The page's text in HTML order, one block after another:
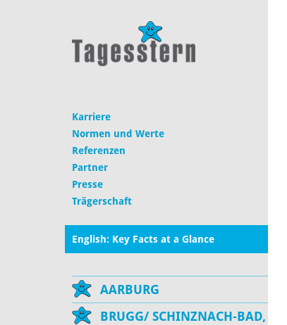
Karriere
Normen und Werte
Referenzen
Partner
Presse
Trägerschaft
English: Key Facts at a Glance
AARBURG
BRUGG/ SCHINZNACH-BAD,